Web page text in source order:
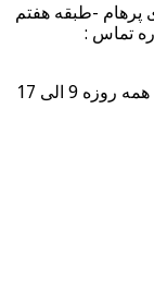
پرهام -طبقه هفتم
تماس :